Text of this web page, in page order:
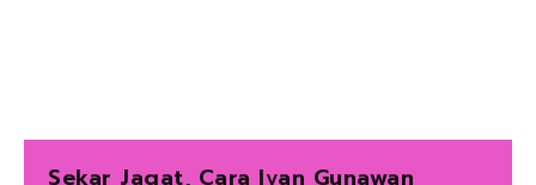
Sekar Jagat, Cara Ivan Gunawan